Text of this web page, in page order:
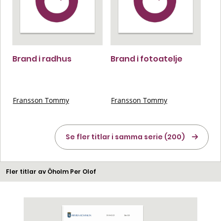
Brand i radhus
Fransson Tommy
Brand i fotoatelje
Fransson Tommy
Se fler titlar i samma serie (200)
Fler titlar av Öholm Per Olof